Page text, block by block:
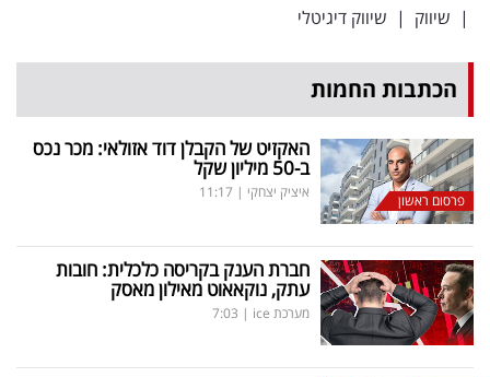
| שיווק | שיווק דיגיטלי
הכתבות החמות
פרסום ראשון
האקזיט של הקבלן דוד אזולאי: מכר נכס
ב-50 מיליון שקל
איציק יצחקי |
11:17
חברת הענק בקריסה כלכלית: חובות
עתק, נוקאאוט מאילון מאסק
מערכת ice |
7:03